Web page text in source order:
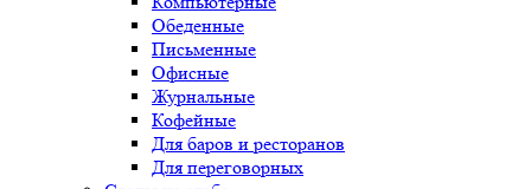
Обеденные
Письменные
Офисные
Журнальные
Кофейные
Для баров и ресторанов
Для переговорных